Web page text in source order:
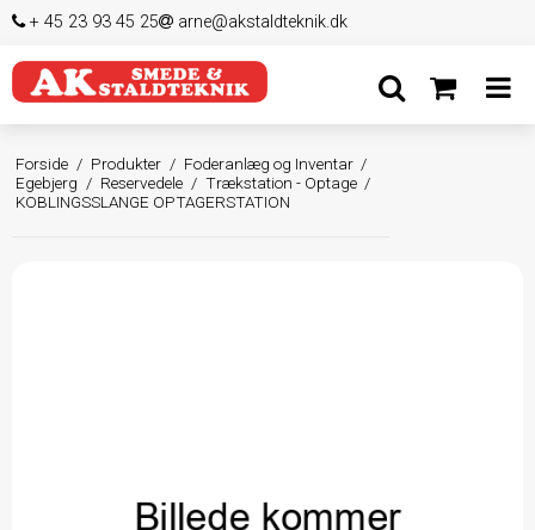
+ 45 23 93 45 25 arne@akstaldteknik.dk
Forside / Produkter / Foderanlæg og Inventar /
Egebjerg / Reservedele / Trækstation - Optage /
KOBLINGSSLANGE OPTAGERSTATION